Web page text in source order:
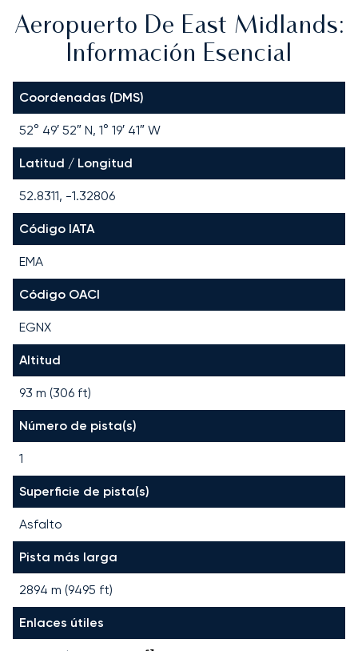
Aeropuerto De East Midlands:
Información Esencial
Coordenadas (DMS)
52° 49′ 52″ N, 1° 19′ 41″ W
Latitud / Longitud
52.8311, -1.32806
Código IATA
EMA
Código OACI
EGNX
Altitud
93 m (306 ft)
Número de pista(s)
1
Superficie de pista(s)
Asfalto
Pista más larga
2894 m (9495 ft)
Enlaces útiles